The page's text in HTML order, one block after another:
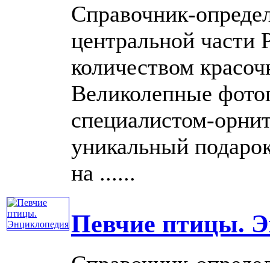
Справочник-
центральной
количеством
Великолепные
специалистом-
уникальный
на ......
Певчие птицы.